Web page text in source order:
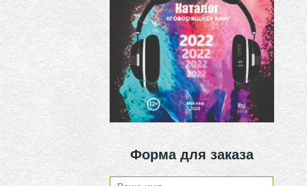
Форма для заказа